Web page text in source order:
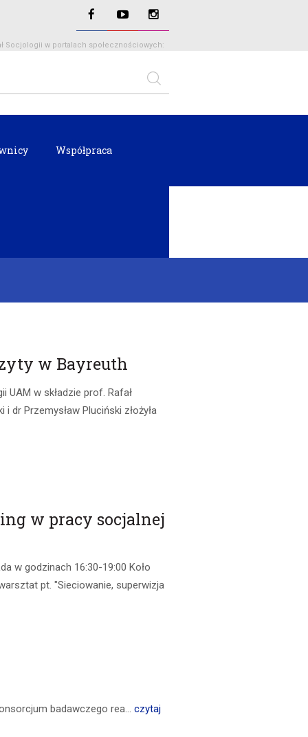
Socjologii w portalach społecznościowych:
Współpraca
w Bayreuth
UAM w składzie prof. Rafał
dr Przemysław Pluciński złożyła
w pracy socjalnej
w godzinach 16:30-19:00 Koło
pt. "Sieciowanie, superwizja
badawczego rea...czytaj